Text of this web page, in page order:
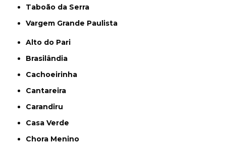
Taboão da Serra
Vargem Grande Paulista
Alto do Pari
Brasilândia
Cachoeirinha
Cantareira
Carandiru
Casa Verde
Chora Menino